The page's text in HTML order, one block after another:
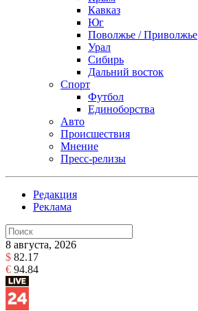
Кавказ
Юг
Поволжье / Приволжье
Урал
Сибирь
Дальний восток
Спорт
Футбол
Единоборства
Авто
Происшествия
Мнение
Пресс-релизы
Редакция
Реклама
8 августа, 2026
$ 82.17
€ 94.84